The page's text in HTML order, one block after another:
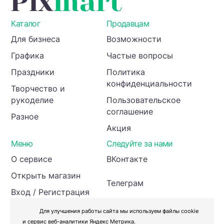
Каталог
Для бизнеса
Графика
Праздники
Творчество и
рукоделие
Разное
Продавцам
Возможности
Частые вопросы
Политика
конфиденциальности
Пользовательское
соглашение
Акция
Меню
О сервисе
Открыть магазин
Вход / Регистрация
Инвесторам
Следуйте за нами
ВКонтакте
Телеграм
Для улучшения работы сайта мы используем файлы cookie
и сервис веб-аналитики Яндекс Метрика.